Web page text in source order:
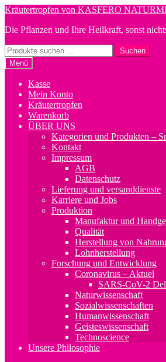
Zur
springen
Zum
springen
Kräutertropfen von KASFERO
Die Pflanzen und Ihre Heilkraft, sonst
Suchen
nach:
Suchen
Menü
Kasse
Mein Konto
Kräutertropfen
Warenkorb
ÜBER UNS
Kategorien und Produkten –
Kontakt
Impressum
AGB
Datenschutz
Lieferung und versanddienste
Karriere und Jobs
Produktion
Manufaktur und
Qualität
Herstellung von
Lohnherstellung
Forschung und Entwicklung
Coronavirus – Aktuel
SARS-CoV-2
Naturwissenschaft
Sozialwissenschaften
Humanwissenschaft
Geisteswissenschaft
Technoscience
Unsere Philosophie